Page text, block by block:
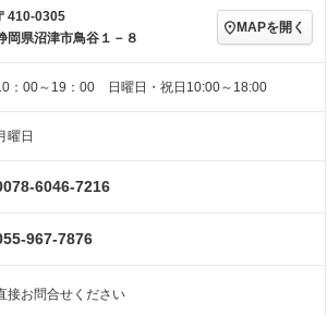
シート ベンチシート
ットマン 電動格納サードシート
席モニター － 電動リアゲート
周囲カメラ
410-0305
岡県沼津市鳥谷１－８
MAPを開く
：00～19：00 日曜日・祝日10:00～18:00
曜日
6046-7216
967-7876
接お問合せください